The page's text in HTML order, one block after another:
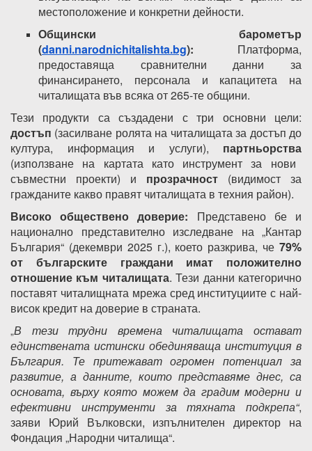
местоположение и конкретни дейности.
Общински барометър
(danni.narodnichitalishta.bg): Платформа,
предоставяща сравнителни данни за
финансирането, персонала и капацитета на
читалищата във всяка от 265-те общини.
Тези продукти са създадени с три основни цели:
достъп (засилване ролята на читалищата за достъп до
култура, информация и услуги), партньорства
(използване на картата като инструмент за нови
съвместни проекти) и прозрачност (видимост за
гражданите какво правят читалищата в техния район).
Високо обществено доверие: Представено бе и
национално представително изследване на „Кантар
България“ (декември 2025 г.), което разкрива, че 79%
от българските граждани имат положително
отношение към читалищата. Тези данни категорично
поставят читалищната мрежа сред институциите с най-
висок кредит на доверие в страната.
„В тези трудни времена читалищата остават
единствената истински обединяваща институция в
България. Те притежават огромен потенциал за
развитие, а данните, които представяме днес, са
основата, върху която можем да градим модерни и
ефективни инструменти за тяхната подкрепа“,
заяви Юрий Вълковски, изпълнителен директор на
Фондация „Народни читалища“.